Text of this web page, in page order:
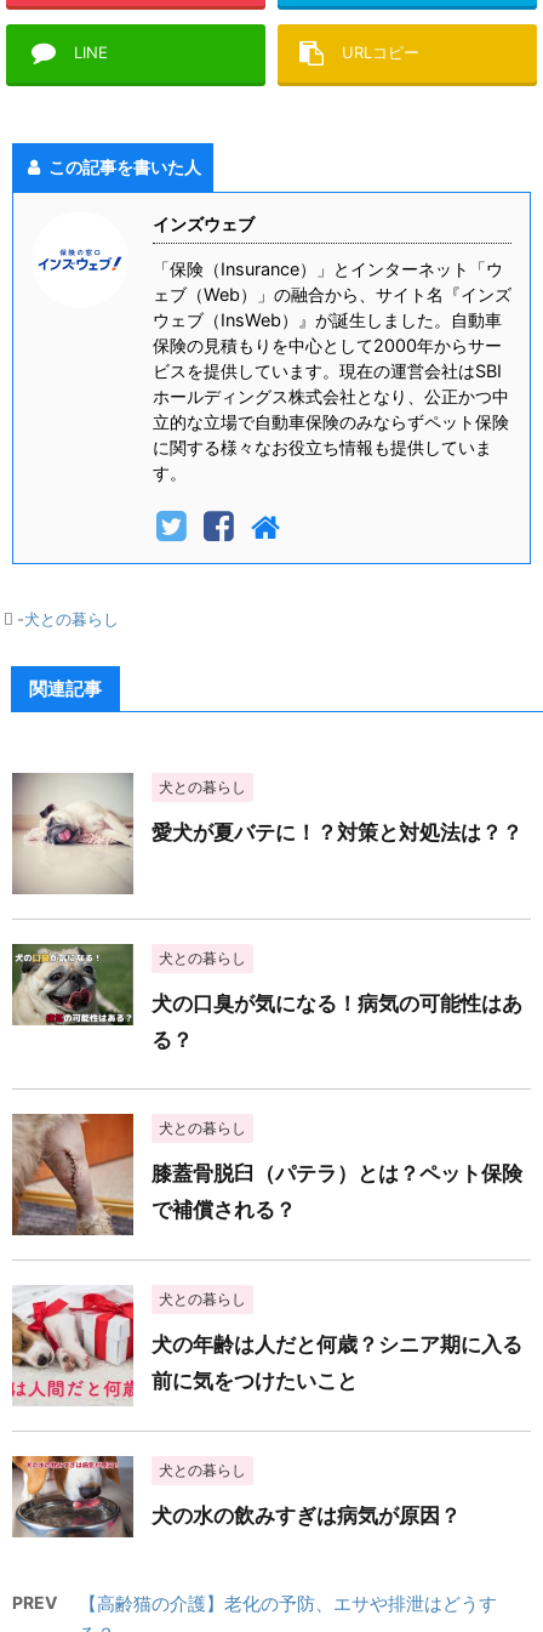
LINE URLコピー
この記事を書いた人
インズウェブ
「保険（Insurance）」とインターネット「ウ
ェブ（Web）」の融合から、サイト名『インズ
ウェブ（InsWeb）』が誕生しました。自動車
保険の見積もりを中心として2000年からサー
ビスを提供しています。現在の運営会社はSBI
ホールディングス株式会社となり、公正かつ中
立的な立場で自動車保険のみならずペット保険
に関する様々なお役立ち情報も提供していま
す。
-犬との暮らし
関連記事
犬との暮らし
愛犬が夏バテに！？対策と対処法は？？
犬との暮らし
犬の口臭が気になる！病気の可能性はあ
る？
犬との暮らし
膝蓋骨脱臼（パテラ）とは？ペット保険
で補償される？
犬との暮らし
犬の年齢は人だと何歳？シニア期に入る
前に気をつけたいこと
犬との暮らし
犬の水の飲みすぎは病気が原因？
PREV
【高齢猫の介護】老化の予防、エサや排泄はどうす